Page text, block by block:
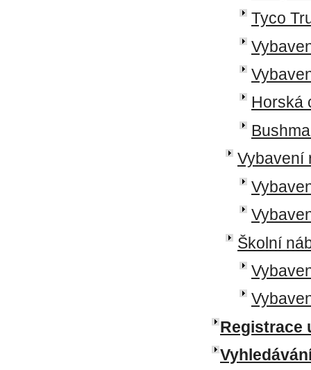
Tyco
Horská
Vybavení
Školní
Registrace